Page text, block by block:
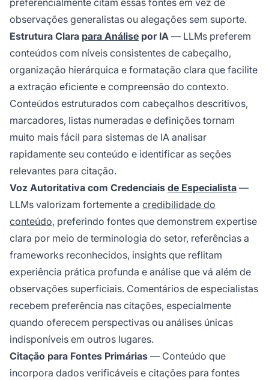
preferencialmente citam essas fontes em vez de
observações generalistas ou alegações sem suporte.
Estrutura Clara para Análise por IA — LLMs preferem
conteúdos com níveis consistentes de cabeçalho,
organização hierárquica e formatação clara que facilite
a extração eficiente e compreensão do contexto.
Conteúdos estruturados com cabeçalhos descritivos,
marcadores, listas numeradas e definições tornam
muito mais fácil para sistemas de IA analisar
rapidamente seu conteúdo e identificar as seções
relevantes para citação.
Voz Autoritativa com Credenciais de Especialista —
LLMs valorizam fortemente a credibilidade do
conteúdo, preferindo fontes que demonstrem expertise
clara por meio de terminologia do setor, referências a
frameworks reconhecidos, insights que reflitam
experiência prática profunda e análise que vá além de
observações superficiais. Comentários de especialistas
recebem preferência nas citações, especialmente
quando oferecem perspectivas ou análises únicas
indisponíveis em outros lugares.
Citação para Fontes Primárias — Conteúdo que
incorpora dados verificáveis e citações para fontes